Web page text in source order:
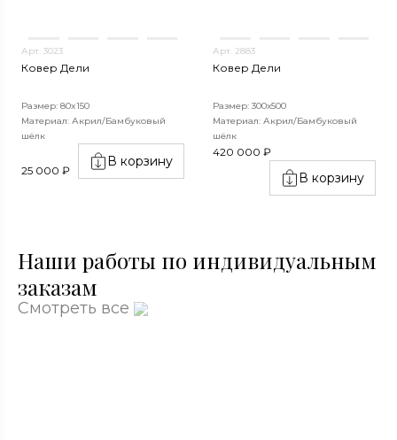
Арт. 3023
Ковер Дели
Размер: 80x150
Материал: Акрил/Бамбуковый
шёлк
25 000 ₽
В корзину
Арт. 2883
Ковер Дели
Размер: 300х500
Материал: Акрил/Бамбуковый
шёлк
420 000 ₽
В корзину
Наши работы по индивидуальным
заказам
Смотреть все